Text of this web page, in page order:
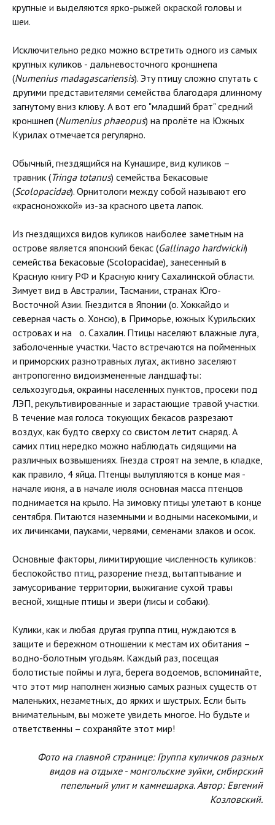
крупные и выделяются ярко-рыжей окраской головы и
шеи.
Исключительно редко можно встретить одного из самых
крупных куликов - дальневосточного кроншнепа
(Numenius madagascariensis). Эту птицу сложно спутать с
другими представителями семейства благодаря длинному
загнутому вниз клюву. А вот его "младший брат" средний
кроншнеп (Numenius phaeopus) на пролёте на Южных
Курилах отмечается регулярно.
Обычный, гнездящийся на Кунашире, вид куликов –
травник (Tringa totanus) семейства Бекасовые
(Scolopacidae). Орнитологи между собой называют его
«красноножкой» из-за красного цвета лапок.
Из гнездящихся видов куликов наиболее заметным на
острове является японский бекас (Gallinago hardwickii)
семейства Бекасовые (Scolopacidae), занесенный в
Красную книгу РФ и Красную книгу Сахалинской области.
Зимует вид в Австралии, Тасмании, странах Юго-
Восточной Азии. Гнездится в Японии (о. Хоккайдо и
северная часть о. Хонсю), в Приморье, южных Курильских
островах и на о. Сахалин. Птицы населяют влажные луга,
заболоченные участки. Часто встречаются на пойменных
и приморских разнотравных лугах, активно заселяют
антропогенно видоизмененные ландшафты:
сельхозугодья, окраины населенных пунктов, просеки под
ЛЭП, рекультивированные и зарастающие травой участки.
В течение мая голоса токующих бекасов разрезают
воздух, как будто сверху со свистом летит снаряд. А
самих птиц нередко можно наблюдать сидящими на
различных возвышениях. Гнезда строят на земле, в кладке,
как правило, 4 яйца. Птенцы вылупляются в конце мая -
начале июня, а в начале июля основная масса птенцов
поднимается на крыло. На зимовку птицы улетают в конце
сентября. Питаются наземными и водными насекомыми, и
их личинками, пауками, червями, семенами злаков и осок.
Основные факторы, лимитирующие численность куликов:
беспокойство птиц, разорение гнезд, вытаптывание и
замусоривание территории, выжигание сухой травы
весной, хищные птицы и звери (лисы и собаки).
Кулики, как и любая другая группа птиц, нуждаются в
защите и бережном отношении к местам их обитания –
водно-болотным угодьям. Каждый раз, посещая
болотистые поймы и луга, берега водоемов, вспоминайте,
что этот мир наполнен жизнью самых разных существ от
маленьких, незаметных, до ярких и шустрых. Если быть
внимательным, вы можете увидеть многое. Но будьте и
ответственны – сохраняйте этот мир!
Фото на главной странице: Группа куличков разных
видов на отдыхе - монгольские зуйки, сибирский
пепельный улит и камнешарка. Автор: Евгений
Козловский.